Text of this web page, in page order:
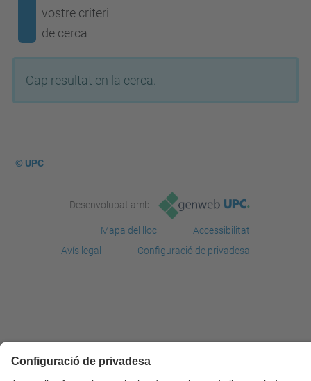
vostre criteri
de cerca
Cap resultat en la cerca.
© UPC
Desenvolupat amb
Mapa del lloc
Accessibilitat
Avís legal
Configuració de privadesa